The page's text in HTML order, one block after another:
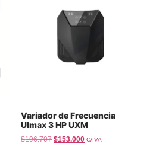
Variador de Frecuencia
Ulmax 3 HP UXM
$196.707 $153.000 C/IVA